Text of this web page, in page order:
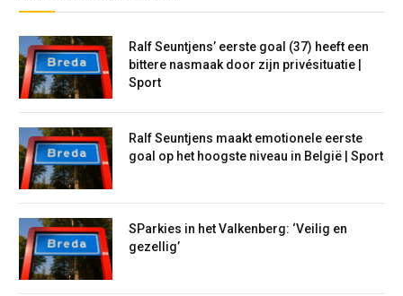
Ralf Seuntjens’ eerste goal (37) heeft een
bittere nasmaak door zijn privésituatie |
Sport
Ralf Seuntjens maakt emotionele eerste
goal op het hoogste niveau in België | Sport
SParkies in het Valkenberg: ‘Veilig en
gezellig’